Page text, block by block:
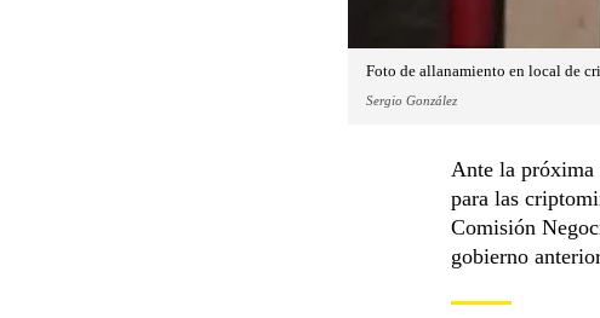
Foto de allanamiento en local de
Sergio González
Ante la próxima
para las
Comisión
gobierno